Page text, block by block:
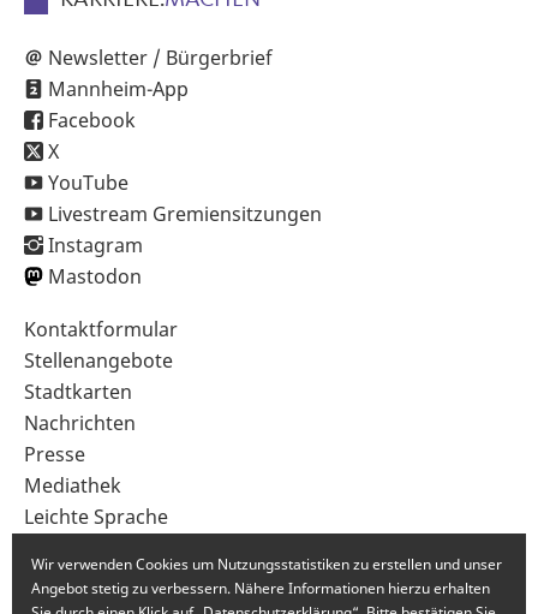
Newsletter / Bürgerbrief
Mannheim-App
Facebook
X
YouTube
Livestream Gremiensitzungen
Instagram
Mastodon
Sekundärnavigation
im
Fußbereich
Kontaktformular
Stellenangebote
Stadtkarten
Nachrichten
Presse
Mediathek
Leichte Sprache
Wir verwenden Cookies um Nutzungsstatistiken zu erstellen und unser
Angebot stetig zu verbessern. Nähere Informationen hierzu erhalten